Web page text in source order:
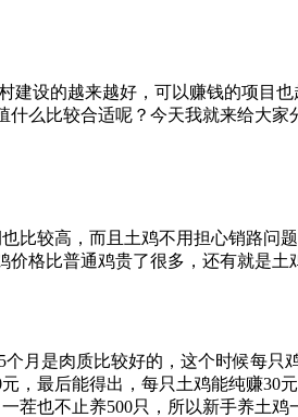
设的越来越好，可以赚钱的项目
么比较合适呢？今天我就来给大
比较高，而且土鸡不用担心销路问
格比普通鸡贵了很多，还有就是
月是肉质比较好的，这个时候每
最后能得出，每只土鸡能纯赚30
也不止养500只，所以新手养土